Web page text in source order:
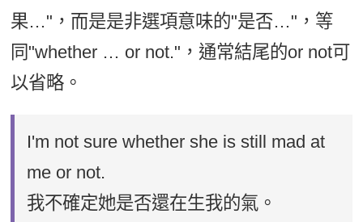
果…"，而是是非選項意味的"是否…"，等
同"whether … or not."，通常結尾的or not可
以省略。
I'm not sure whether she is still mad at
me or not.
我不確定她是否還在生我的氣。